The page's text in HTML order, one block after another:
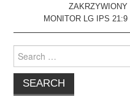
ZAKRZYWIONY
MONITOR LG IPS 21:9
Search
for: